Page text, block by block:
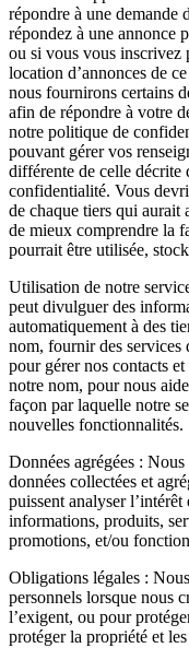
répondre à une demande
répondez à une annonce
ou si vous vous inscrivez
location d’annonces de
nous fournirons certains
afin de répondre à votre
notre politique de
pouvant gérer vos
différente de celle décrite
confidentialité. Vous
de chaque tiers qui aurait
de mieux comprendre la
pourrait être utilisée,
Utilisation de notre
peut divulguer des
automatiquement à des
nom, fournir des services
pour gérer nos contacts
notre nom, pour nous
façon par laquelle notre
nouvelles fonctionnalités.
Données agrégées :
données collectées et
puissent analyser
informations, produits,
promotions, et/ou
Obligations légales :
personnels lorsque nous
l’exigent, ou pour
protéger la propriété et